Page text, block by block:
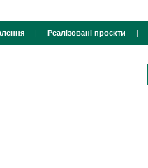
| Реалізовані проєкти |